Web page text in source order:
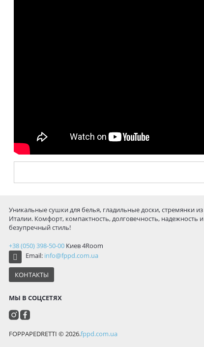
Уникальные сушки для белья, гладильные доски, стремянки из
Италии. Комфорт, компактность, долговечность, надежность и
безупречный стиль!
+38 (050) 398-50-00 Киев4Room
Email: info@fppd.com.ua
КОНТАКТЫ
МЫ В СОЦСЕТЯХ
FOPPAPEDRETTI © 2026.fppd.com.ua